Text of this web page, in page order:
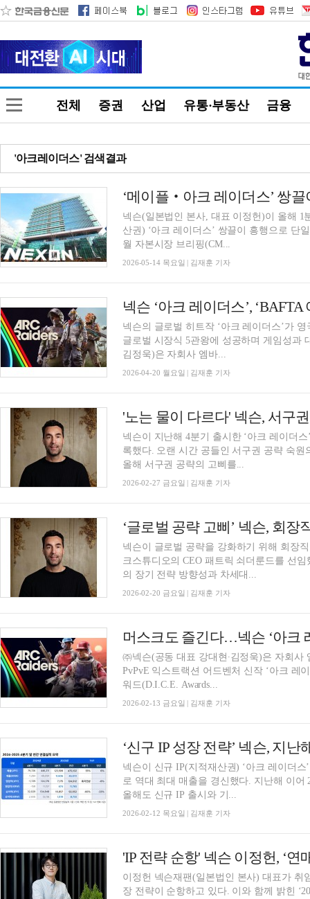
전체 증권 산업 유통·부동산 금융
'아크레이더스' 검색결과
‘메이플‧아크 레이더스’ 쌍
넥슨(일본법인 본사, 대표 이정헌)이 올해 1
산권) ‘아크 레이더스’ 쌍끌이 흥행으로 단
월 자본시장 브리핑(CM...
2026-05-14 목요일 | 김재훈 기자
넥슨 ‘아크 레이더스’,
넥슨의 글로벌 히트작 ‘아크 레이더스’가
글로벌 시장식 5관왕에 성공하며 게임성과
김정욱)은 자회사 엠바...
2026-04-20 월요일 | 김재훈 기자
'노는 물이 다르다' 넥슨, 서구
넥슨이 지난해 4분기 출시한 ‘아크 레이더
록했다. 오랜 시간 공들인 서구권 공략 숙
올해 서구권 공략의 고삐를...
2026-02-27 금요일 | 김재훈 기자
넥슨이 글로벌 공략을 강화하기 위해 회장
크스튜디오의 CEO 패트릭 쇠더룬드를 선
의 장기 전략 방향성과 차세대...
2026-02-20 금요일 | 김재훈 기자
㈜넥슨(공동 대표 강대현∙김정욱)은 자회
PvPvE 익스트랙션 어드벤처 신작 ‘아크 레
워드(D.I.C.E. Awards...
2026-02-13 금요일 | 김재훈 기자
‘신구 IP 성장 전략’ 넥슨, 지
넥슨이 신규 IP(지적재산권) ‘아크 레이더
로 역대 최대 매출을 경신했다. 지난해 이
올해도 신규 IP 출시와 기...
2026-02-12 목요일 | 김재훈 기자
'IP 전략 순항' 넥슨 이정헌, ‘
이정헌 넥슨재팬(일본법인 본사) 대표가 취
장 전략이 순항하고 있다. 이와 함께 밝힌